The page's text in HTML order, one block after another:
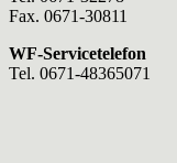
Fax. 0671-30811
WF-Servicetelefon
Tel. 0671-48365071